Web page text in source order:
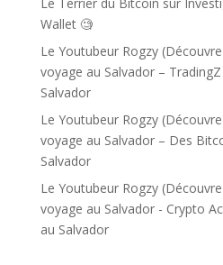
Wallet 🧐
Le Youtubeur Rogzy
voyage au Salvador – TradingZ
Salvador
Le Youtubeur Rogzy
voyage au Salvador – Des
Salvador
Le Youtubeur Rogzy
voyage au Salvador - Crypto
au Salvador